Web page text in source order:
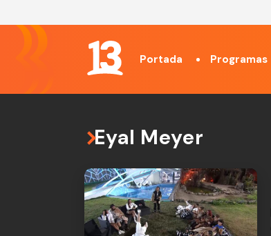
Portada Programas
Eyal Meyer